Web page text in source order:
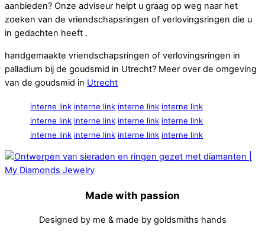
aanbieden? Onze adviseur helpt u graag op weg naar het
zoeken van de vriendschapsringen of verlovingsringen die u
in gedachten heeft .
handgemaakte vriendschapsringen of verlovingsringen in
palladium bij de goudsmid in Utrecht? Meer over de omgeving
van de goudsmid in Utrecht
interne link interne link interne link interne link
interne link interne link interne link interne link
interne link interne link interne link interne link
Made with passion
Designed by me & made by goldsmiths hands